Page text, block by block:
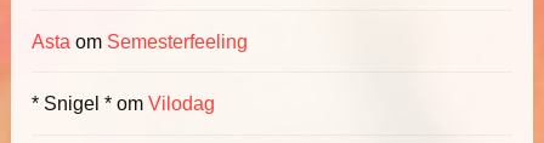
Asta om Semesterfeeling
* Snigel * omVilodag